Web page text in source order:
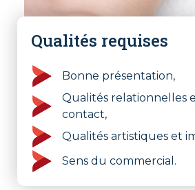
Qualités requises
Bonne présentation,
Qualités relationnelles
contact,
Qualités artistiques et
Sens du commercial.